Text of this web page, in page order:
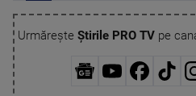
Urmărește Știrile PRO TVpe